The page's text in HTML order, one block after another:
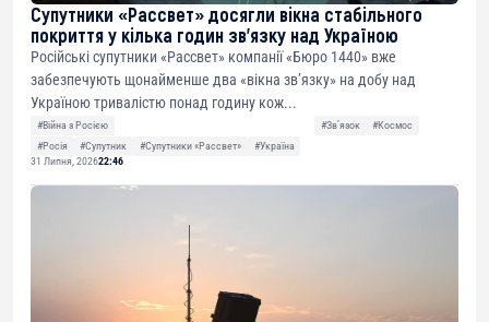
Супутники «Рассвет» досягли вікна стабільного
покриття у кілька годин зв’язку над Україною
Російські супутники «Рассвет» компанії «Бюро 1440» вже
забезпечують щонайменше два «вікна зв’язку» на добу над
Україною тривалістю понад годину кож...
#Війна з Росією #Звʼязок
#Космос
#Росія
#Супутник #Супутники «Рассвет»
#Україна
31 Липня, 202622:46